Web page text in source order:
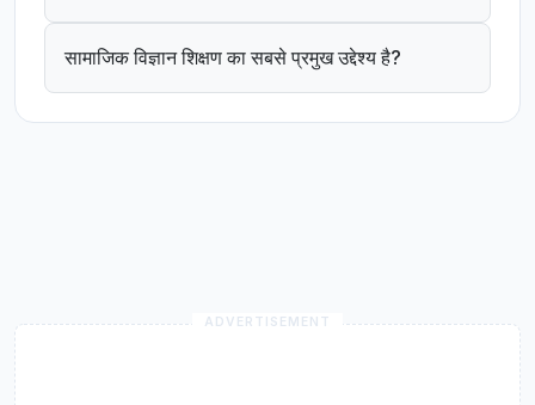
सामाजिक विज्ञान शिक्षण का सबसे प्रमुख उद्देश्य है?